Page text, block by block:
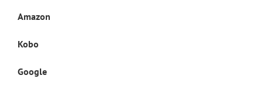
Amazon
Kobo
Google